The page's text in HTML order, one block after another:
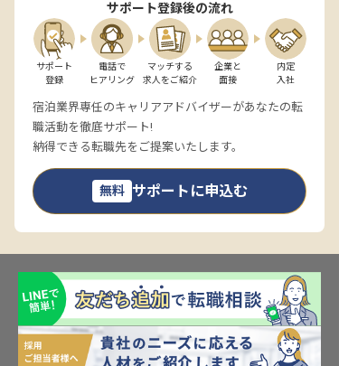
サポート登録後の流れ
サポート
登録
電話で
ヒアリング
マッチする
求人をご紹介
企業と
面接
内定
入社
宿泊業界専任のキャリアアドバイザーがあなたの転
職活動を徹底サポート!
納得できる転職先をご提案いたします。
無料 サポートに申込む